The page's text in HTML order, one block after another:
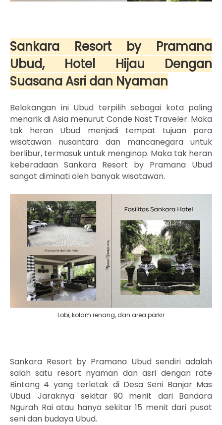
Sankara Resort by Pramana
Ubud, Hotel Hijau Dengan
Suasana Asri dan Nyaman
Belakangan ini Ubud terpilih sebagai kota paling
menarik di Asia menurut Conde Nast Traveler. Maka
tak heran Ubud menjadi tempat tujuan para
wisatawan nusantara dan mancanegara untuk
berlibur, termasuk untuk menginap. Maka tak heran
keberadaan Sankara Resort by Pramana Ubud
sangat diminati oleh banyak wisatawan.
Lobi, kolam renang, dan area parkir
Sankara Resort by Pramana Ubud sendiri adalah
salah satu resort nyaman dan asri dengan rate
Bintang 4 yang terletak di Desa Seni Banjar Mas
Ubud. Jaraknya sekitar 90 menit dari Bandara
Ngurah Rai atau hanya sekitar 15 menit dari pusat
seni dan budaya Ubud.